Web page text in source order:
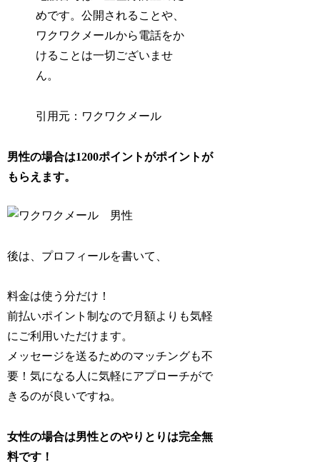
めです。公開されることや、
ワクワクメールから電話をか
けることは一切ございませ
ん。
引用元：ワクワクメール
男性の場合は1200ポイントがポイントが
もらえます。
後は、プロフィールを書いて、
料金は使う分だけ！
前払いポイント制なので月額よりも気軽
にご利用いただけます。
メッセージを送るためのマッチングも不
要！気になる人に気軽にアプローチがで
きるのが良いですね。
女性の場合は男性とのやりとりは完全無
料です！